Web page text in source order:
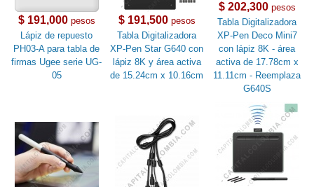
$ 191,000pesos
Lápiz de repuesto
PH03-A para tabla de
firmas Ugee serie UG-
05
$ 191,500pesos
Tabla Digitalizadora
XP-Pen Star G640 con
lápiz 8K y área activa
de 15.24cm x 10.16cm
$ 202,300pesos
Tabla Digitalizadora
XP-Pen Deco Mini7
con lápiz 8K - área
activa de 17.78cm x
11.11cm - Reemplaza
G640S